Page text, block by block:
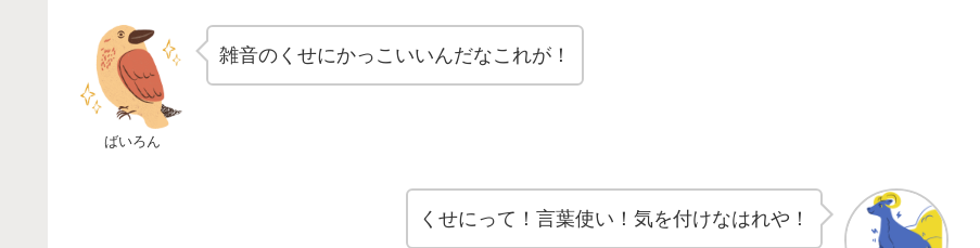
ばいろん
雑音のくせにかっこいいんだなこれが！
くせにって！言葉使い！気を付けなはれや！